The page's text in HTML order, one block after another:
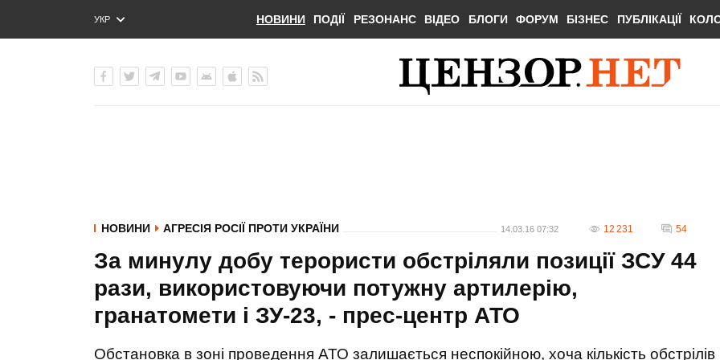
УКР
ENG
НОВИНИ ПОДІЇ РЕЗОНАНС ВІДЕО БЛОГИ ФОРУМ БІЗНЕС ПУБЛІКАЦІЇ
НОВИНИ АГРЕСІЯ РОСІЇ ПРОТИ УКРАЇНИ 14.03.16 07:32 12 231 54
За минулу добу терористи обстріляли позиції ЗСУ 44
рази, використовуючи потужну артилерію,
гранатомети і ЗУ-23, - прес-центр АТО
Обстановка в зоні проведення АТО залишається неспокійною, хоча кількість обстрілів